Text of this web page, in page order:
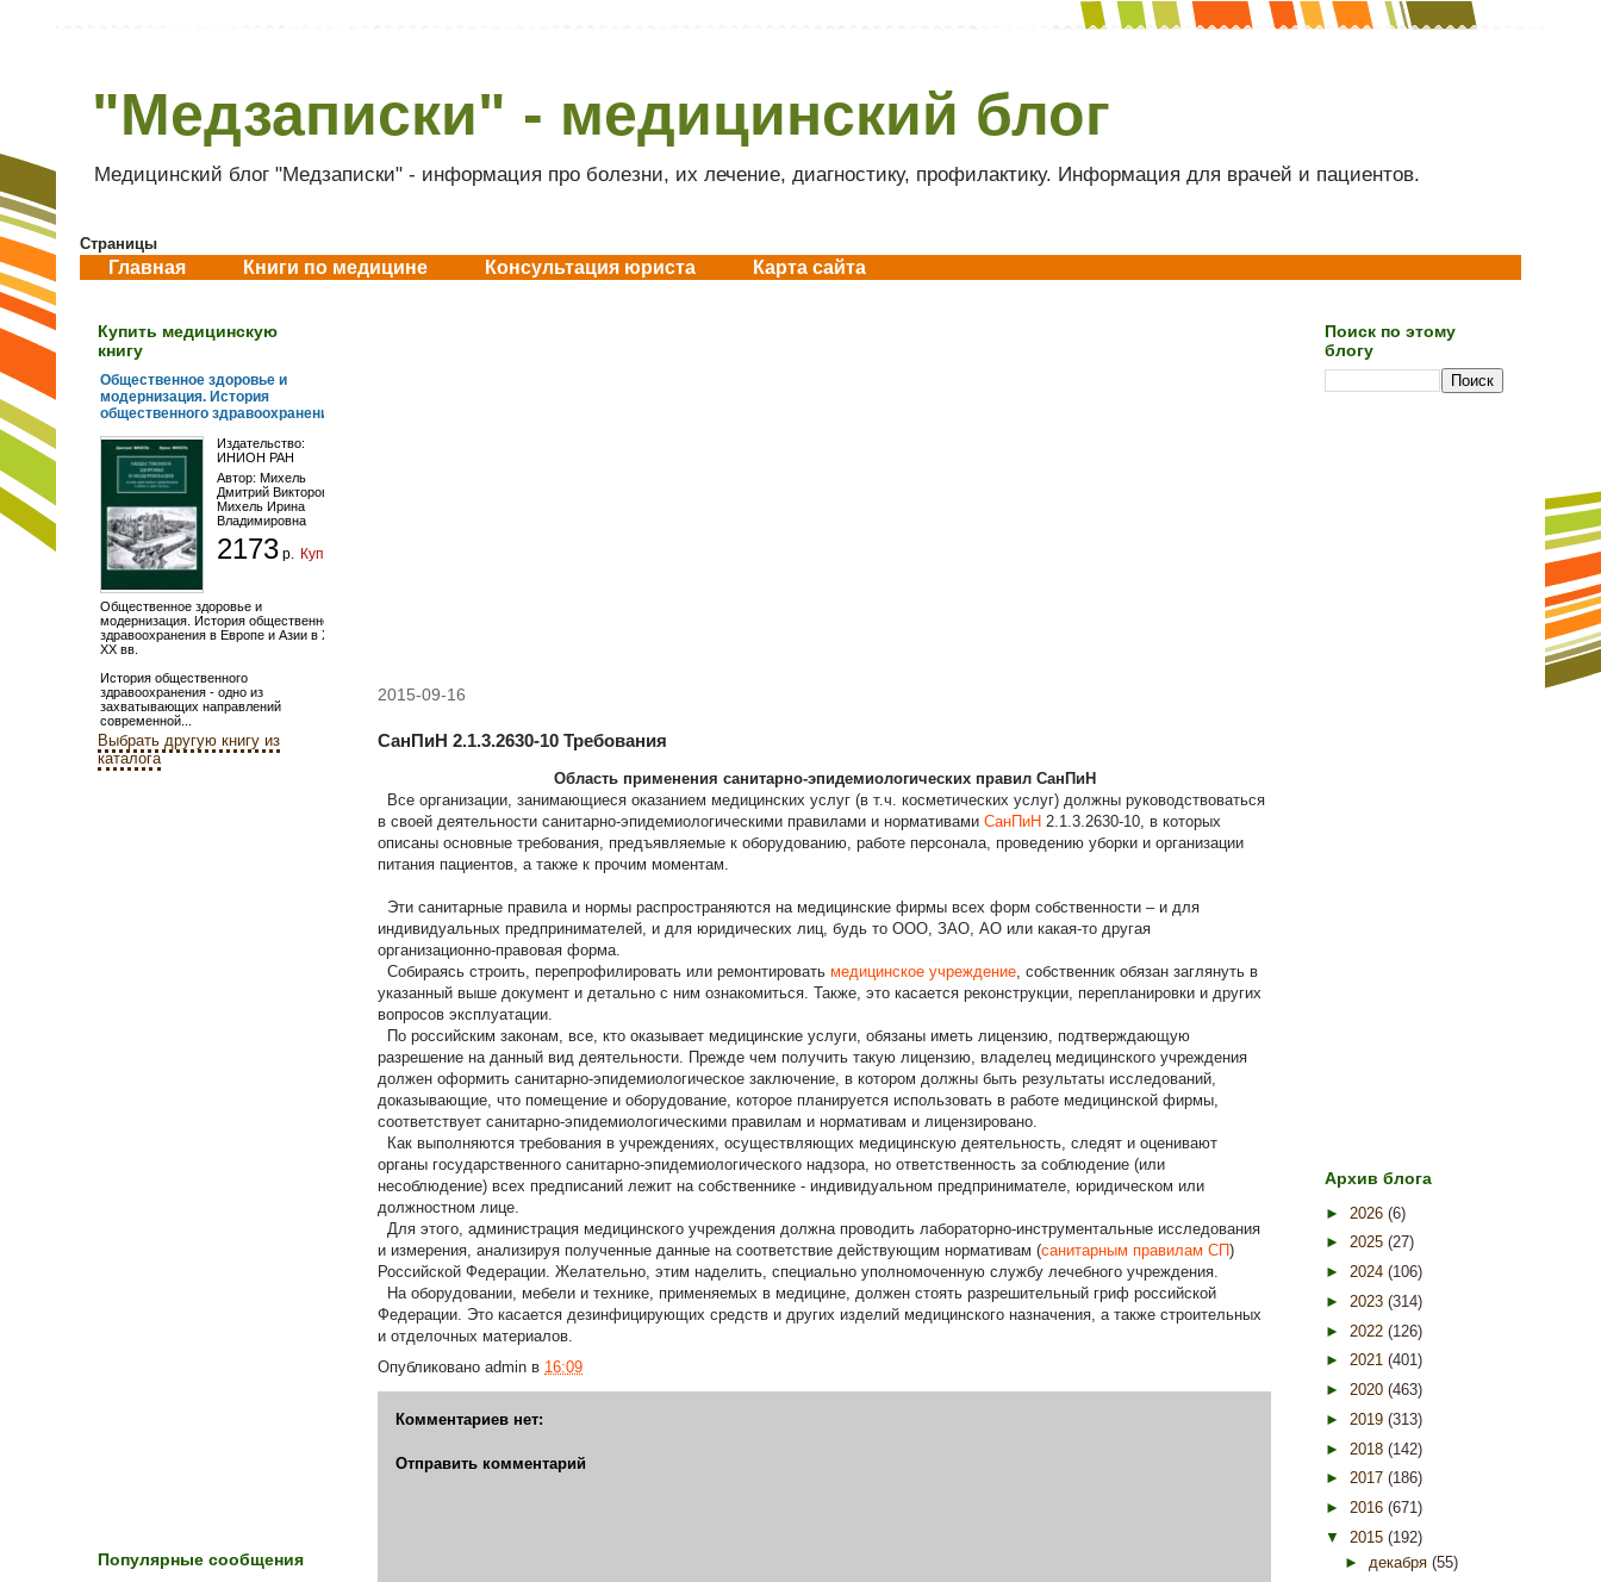
"Медзаписки" - медицинский блог
Медицинский блог "Медзаписки" - информация про болезни, их лечение, диагностику, профилактику. Информация для врачей и пациентов.
Страницы
Главная Книги по медицине Консультация юриста Карта сайта
2015-09-16
СанПиН 2.1.3.2630-10 Требования
Область применения санитарно-эпидемиологических правил СанПиН
Все организации, занимающиеся оказанием медицинских услуг (в т.ч. косметических услуг) должны руководствоваться
в своей деятельности санитарно-эпидемиологическими правилами и нормативами СанПиН 2.1.3.2630-10, в которых
описаны основные требования, предъявляемые к оборудованию, работе персонала, проведению уборки и организации
питания пациентов, а также к прочим моментам.
Эти санитарные правила и нормы распространяются на медицинские фирмы всех форм собственности – и для
индивидуальных предпринимателей, и для юридических лиц, будь то ООО, ЗАО, АО или какая-то другая
организационно-правовая форма.
Собираясь строить, перепрофилировать или ремонтировать медицинское учреждение, собственник обязан заглянуть в
указанный выше документ и детально с ним ознакомиться. Также, это касается реконструкции, перепланировки и других
вопросов эксплуатации.
По российским законам, все, кто оказывает медицинские услуги, обязаны иметь лицензию, подтверждающую
разрешение на данный вид деятельности. Прежде чем получить такую лицензию, владелец медицинского учреждения
должен оформить санитарно-эпидемиологическое заключение, в котором должны быть результаты исследований,
доказывающие, что помещение и оборудование, которое планируется использовать в работе медицинской фирмы,
соответствует санитарно-эпидемиологическими правилам и нормативам и лицензировано.
Как выполняются требования в учреждениях, осуществляющих медицинскую деятельность, следят и оценивают
органы государственного санитарно-эпидемиологического надзора, но ответственность за соблюдение (или
несоблюдение) всех предписаний лежит на собственнике - индивидуальном предпринимателе, юридическом или
должностном лице.
Для этого, администрация медицинского учреждения должна проводить лабораторно-инструментальные исследования
и измерения, анализируя полученные данные на соответствие действующим нормативам (санитарным правилам СП)
Российской Федерации. Желательно, этим наделить, специально уполномоченную службу лечебного учреждения.
На оборудовании, мебели и технике, применяемых в медицине, должен стоять разрешительный гриф российской
Федерации. Это касается дезинфицирующих средств и других изделий медицинского назначения, а также строительных
и отделочных материалов.
Опубликовано admin в 16:09
Комментариев нет:
Отправить комментарий
Купить медицинскую
книгу
Общественное здоровье и
модернизация. История
общественного здравоохранения...
Издательство:
ИНИОН РАН
Автор: Михель
Дмитрий Викторович
Михель Ирина
Владимировна
2173 р. Купить
Общественное здоровье и
модернизация. История общественного
здравоохранения в Европе и Азии в XIX-
XX вв.
История общественного
здравоохранения - одно из
захватывающих направлений
современной...
Выбрать другую книгу из
каталога
Популярные сообщения
Поиск по этому
блогу
Архив блога
► 2026 (6)
► 2025 (27)
► 2024 (106)
► 2023 (314)
► 2022 (126)
► 2021 (401)
► 2020 (463)
► 2019 (313)
► 2018 (142)
► 2017 (186)
► 2016 (671)
▼ 2015 (192)
► декабря (55)